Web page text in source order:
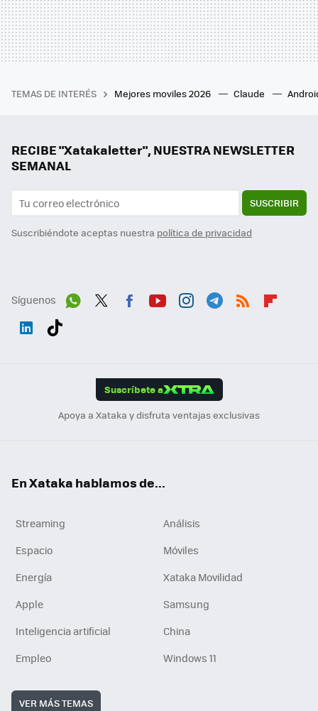
TEMAS DE INTERÉS Mejores moviles 2026 Claude
RECIBE "Xatakaletter", NUESTRA NEWSLETTER
SEMANAL
SUSCRIBIR
Suscribiéndote aceptas nuestra política de privacidad
Síguenos
Suscríbete a
Apoya a Xataka y disfruta ventajas exclusivas
En Xataka hablamos de...
Streaming
Análisis
Espacio
Móviles
Energía
Xataka Movilidad
Apple
Samsung
Inteligencia artificial
China
Empleo
Windows 11
VER MÁS TEMAS